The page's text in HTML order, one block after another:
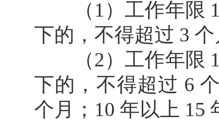
（1）工作年限
下的，不得超过 3
（2）工作年限
下的，不得超过 6
个月；10 年以上 15